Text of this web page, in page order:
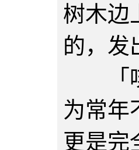
树木边
的，发
「咳
为常年
更是完